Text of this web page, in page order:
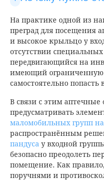
На практике одной из
преград для посещения
и высокое крыльцо у
отсутствии
передвигающийся на
имеющий ограниченную
самостоятельно попасть
В связи с этим
предусматривать
маломобильных групп
распространённым
пандуса у входной
безопасно преодолеть
помещение. Как
поручнями и